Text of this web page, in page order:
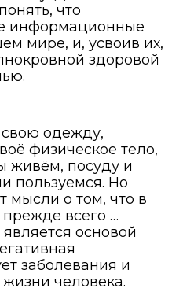
что
информационные
мире, и, усвоив их,
здоровой
одежду,
физическое тело,
живём, посуду и
пользуемся. Но
мысли о том, что в
всего …
основой
заболевания и
человека.